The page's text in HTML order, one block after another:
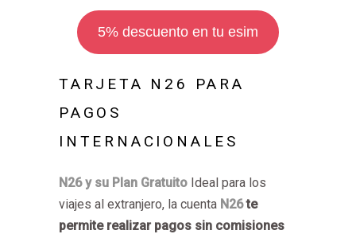
5% descuento en tu esim
TARJETA N26 PARA
PAGOS
INTERNACIONALES
N26 y su Plan Gratuito Ideal para los
viajes al extranjero, la cuenta N26te
permite realizar pagos sin comisiones